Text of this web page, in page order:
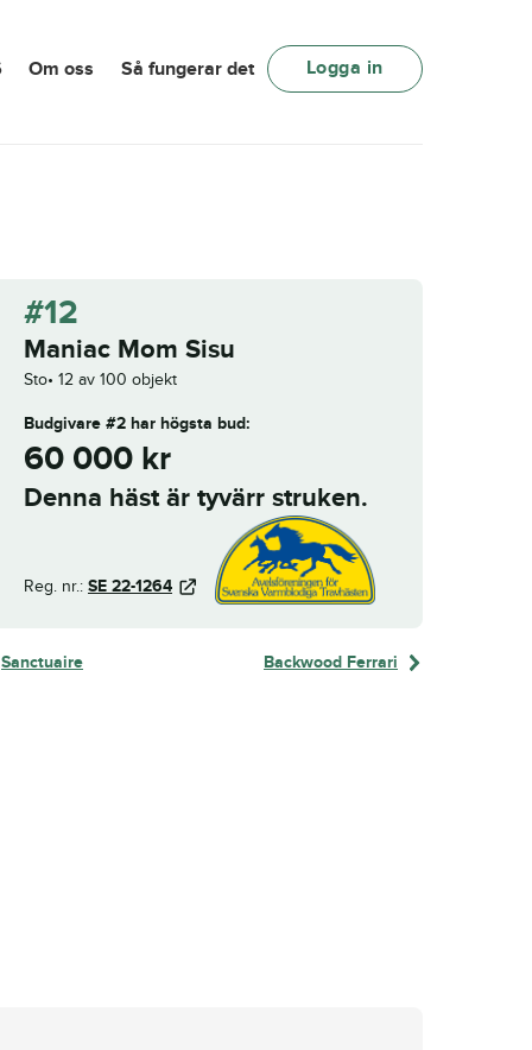
Om oss Så fungerar det Logga in
#12
Maniac Mom Sisu
Sto 12 av 100 objekt
Budgivare #2 har högsta bud:
60 000 kr
Denna häst är tyvärr struken.
Reg. nr.: SE 22-1264
Sanctuaire Backwood Ferrari